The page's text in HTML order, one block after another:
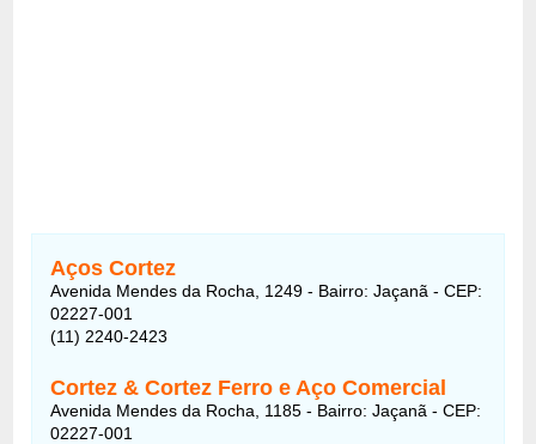
Aços Cortez
Avenida Mendes da Rocha, 1249 - Bairro: Jaçanã - CEP:
02227-001
(11) 2240-2423
Cortez & Cortez Ferro e Aço Comercial
Avenida Mendes da Rocha, 1185 - Bairro: Jaçanã - CEP:
02227-001